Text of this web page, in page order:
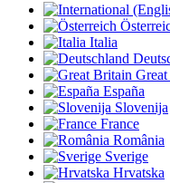
Italia
España
Slovenija
France
România
Sverige
Hrvatska